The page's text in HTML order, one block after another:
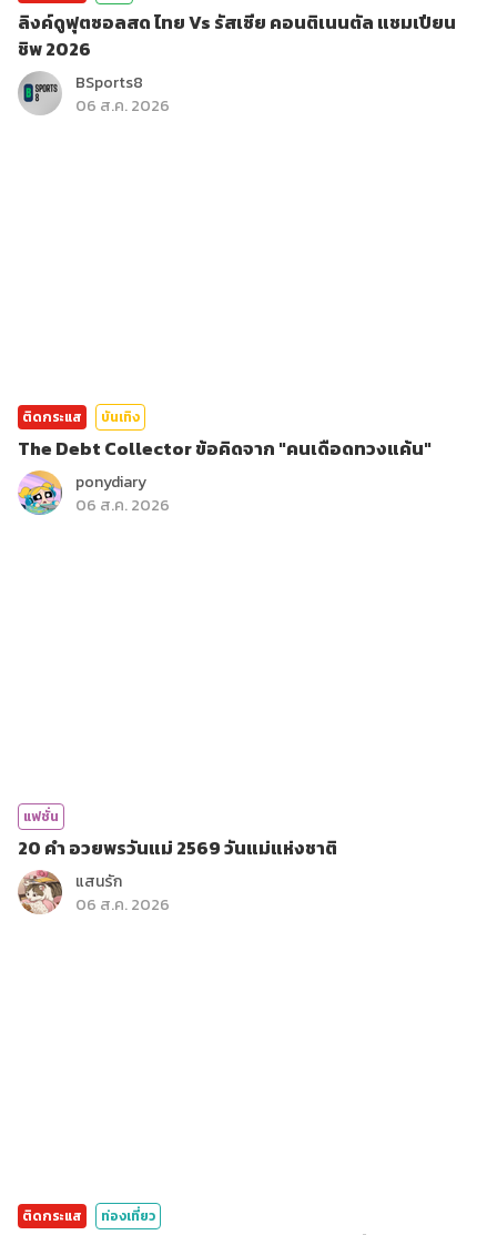
ลิงค์ดูฟุตซอลสด ไทย Vs รัสเซีย คอนติเนนตัล แชมเปียน
ชิพ 2026
BSports8
06 ส.ค. 2026
ติดกระแส บันเทิง
The Debt Collector ข้อคิดจาก "คนเดือดทวงแค้น"
ponydiary
06 ส.ค. 2026
แฟชั่น
20 คำ อวยพรวันแม่ 2569 วันแม่แห่งชาติ
แสนรัก
06 ส.ค. 2026
ติดกระแส ท่องเที่ยว